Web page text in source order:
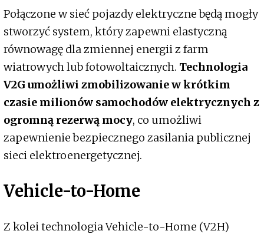
Połączone w sieć pojazdy elektryczne będą mogły
stworzyć system, który zapewni elastyczną
równowagę dla zmiennej energii z farm
wiatrowych lub fotowoltaicznych. Technologia
V2G umożliwi zmobilizowanie w krótkim
czasie milionów samochodów elektrycznych z
ogromną rezerwą mocy, co umożliwi
zapewnienie bezpiecznego zasilania publicznej
sieci elektroenergetycznej.
Vehicle-to-Home
Z kolei technologia Vehicle-to-Home (V2H)